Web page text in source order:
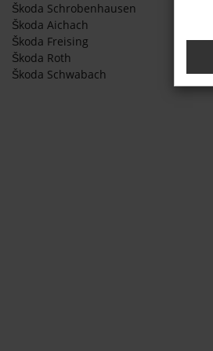
Škoda Schrobenhausen
Škoda Aichach
Škoda Freising
Škoda Roth
Škoda Schwabach